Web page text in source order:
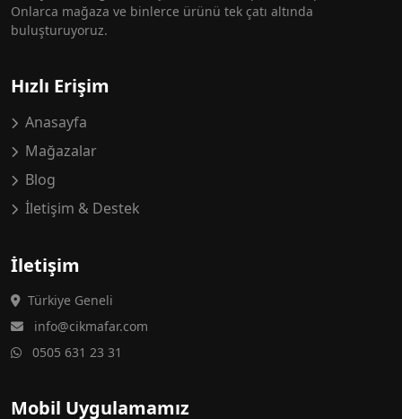
Onlarca mağaza ve binlerce ürünü tek çatı altında
buluşturuyoruz.
Hızlı Erişim
Anasayfa
Mağazalar
Blog
İletişim & Destek
İletişim
Türkiye Geneli
info@cikmafar.com
0505 631 23 31
Mobil Uygulamamız